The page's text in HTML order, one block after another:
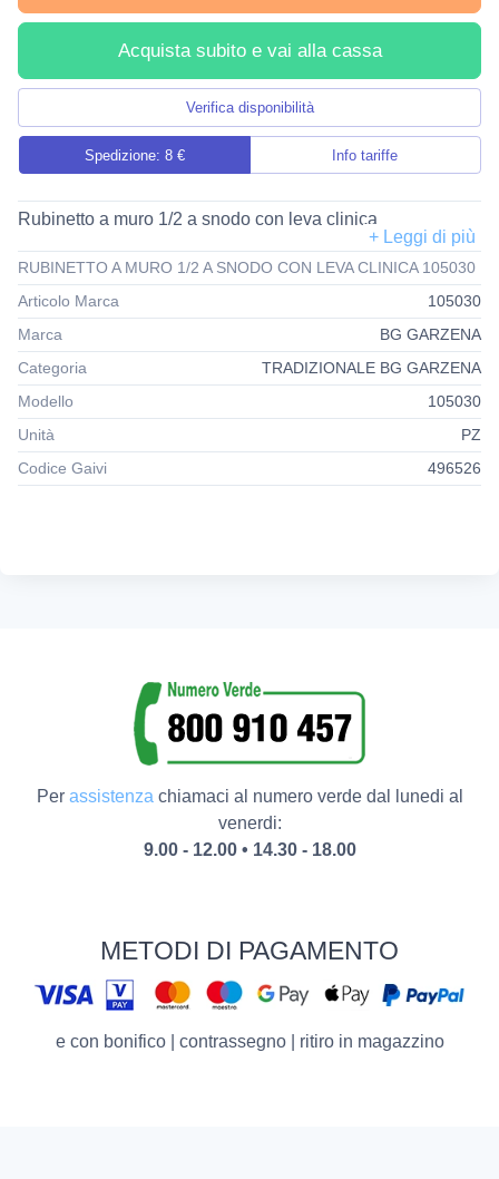
Acquista subito e vai alla cassa
Verifica disponibilità
Spedizione: 8 € Info tariffe
Rubinetto a muro 1/2 a snodo con leva clinica
RUBINETTO A MURO 1/2 A SNODO CON LEVA CLINICA 105030
Articolo Marca
105030
Marca
BG GARZENA
Categoria
TRADIZIONALE BG GARZENA
Modello
105030
Unità
PZ
Codice Gaivi
496526
Per assistenzachiamaci al numero verde dal lunedi al
venerdi:
9.00 - 12.00 • 14.30 - 18.00
METODI DI PAGAMENTO
e con bonifico | contrassegno | ritiro in magazzino